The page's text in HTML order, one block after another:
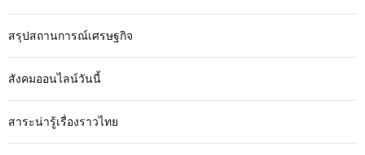
สรุปสถานการณ์เศรษฐกิจ
สังคมออนไลน์วันนี้
สาระน่ารู้เรื่องราวไทย